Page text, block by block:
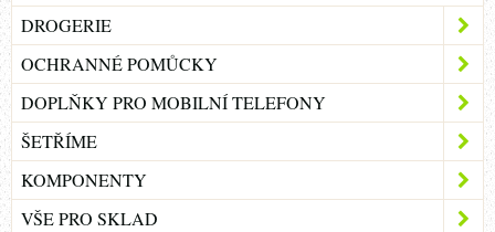
DROGERIE
OCHRANNÉ POMŮCKY
DOPLŇKY PRO MOBILNÍ TELEFONY
ŠETŘÍME
KOMPONENTY
VŠE PRO SKLAD